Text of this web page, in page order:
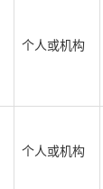
个人或机构
个人或机构